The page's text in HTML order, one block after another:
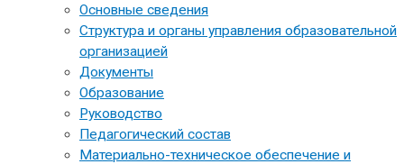
Основные сведения
Структура и органы управления образовательной
организацией
Документы
Образование
Руководство
Педагогический состав
Материально-техническое обеспечение и